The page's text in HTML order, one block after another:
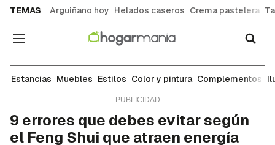
TEMAS Arguiñano hoy Helados caseros Crema pastelera
Navegación
Estilos
Estancias Muebles Estilos Color y pintura Complementos
9 errores que debes evitar según
el Feng Shui que atraen energía